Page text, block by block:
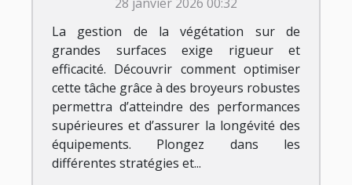
La gestion de la végétation sur de
grandes surfaces exige rigueur et
efficacité. Découvrir comment optimiser
cette tâche grâce à des broyeurs robustes
permettra d’atteindre des performances
supérieures et d’assurer la longévité des
équipements. Plongez dans les
différentes stratégies et...